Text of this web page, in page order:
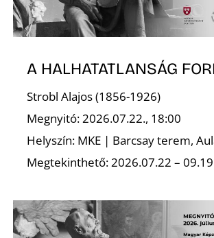
A HALHATATLANSÁG
Strobl Alajos (1856-1926)
Megnyitó: 2026.07.22., 18:00
Helyszín: MKE | Barcsay terem,
Megtekinthető: 2026.07.22 –